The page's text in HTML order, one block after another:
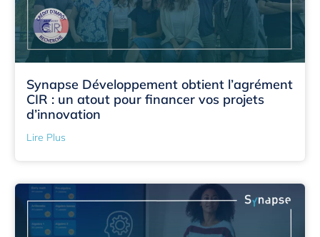
Synapse Développement obtient l’agrément
CIR : un atout pour financer vos projets
d’innovation
Lire Plus